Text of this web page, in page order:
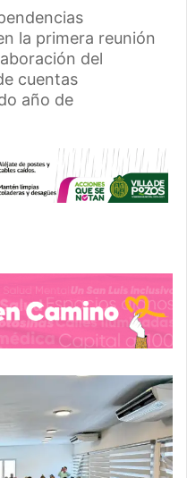
la primera reunión
del
cuentas
año de